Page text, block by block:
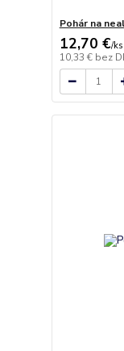
Pohár na
12,70 €/ks
10,33 € bez